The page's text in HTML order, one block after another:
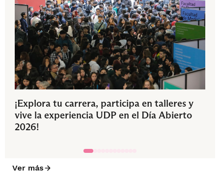
¡Explora tu carrera, participa en talleres y
vive la experiencia UDP en el Día Abierto
2026!
Ver más